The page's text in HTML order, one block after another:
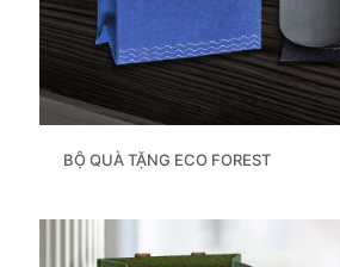
BỘ QUÀ TẶNG ECO FOREST